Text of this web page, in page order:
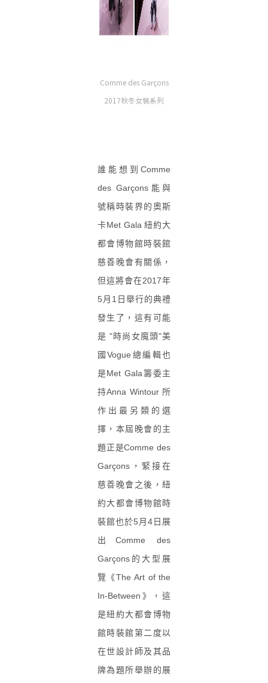
Comme des Garçons
2017秋冬女裝系列
誰能想到Comme
des Garçons能與
號稱時裝界的奧斯
卡Met Gala 紐約大
都會博物館時裝館
慈善晚會有關係，
但這將會在2017年
5月1日舉行的典禮
發生了，這有可能
是 "時尚女魔頭"美
國Vogue總編輯也
是Met Gala籌委主
持Anna Wintour 所
作出最另類的選
擇，本屆晚會的主
題正是Comme des
Garçons，緊接在
慈善晚會之後，紐
約大都會博物館時
裝館也於5月4日展
出Comme des
Garçons的大型展
覽《The Art of the
In-Between》，這
是紐約大都會博物
館時裝館第二度以
在世設計師及其品
牌為題所舉辦的展